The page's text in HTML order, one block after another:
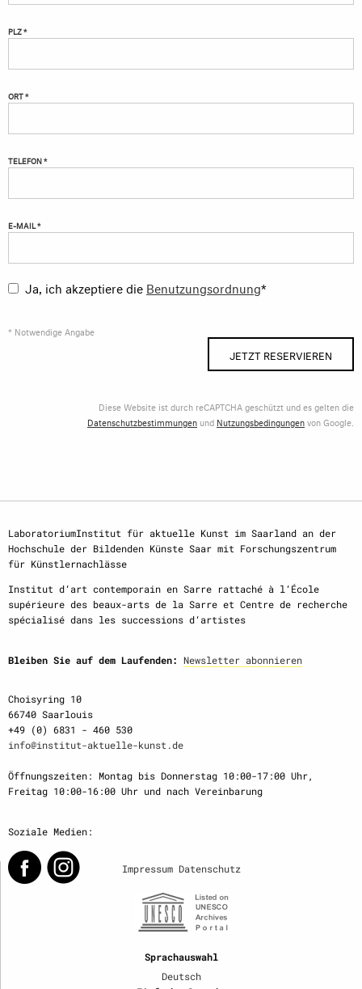
PLZ *
ORT *
TELEFON *
E-MAIL *
Ja, ich akzeptiere die Benutzungsordnung*
* Notwendige Angabe
JETZT RESERVIEREN
Diese Website ist durch reCAPTCHA geschützt und es gelten die
Datenschutzbestimmungen und Nutzungsbedingungenvon Google.
LaboratoriumInstitut für aktuelle Kunst im Saarland an der
Hochschule der Bildenden Künste Saar mit Forschungszentrum
für Künstlernachlässe
Institut d‘art contemporain en Sarre rattaché à l‘École
supérieure des beaux-arts de la Sarre et Centre de recherche
spécialisé dans les successions d‘artistes
Bleiben Sie auf dem Laufenden: Newsletter abonnieren
Choisyring 10
66740 Saarlouis
+49 (0) 6831 - 460 530
info@institut-aktuelle-kunst.de
Öffnungszeiten: Montag bis Donnerstag 10:00-17:00 Uhr,
Freitag 10:00-16:00 Uhr und nach Vereinbarung
Soziale Medien:
Impressum Datenschutz
Sprachauswahl
Deutsch